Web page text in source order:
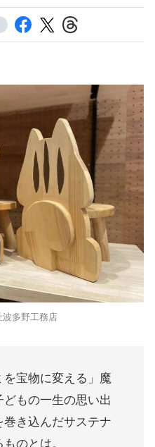
多野工務店
宝物に変える」魔
もの一生の思い出
き込んだサステナ
のとは。